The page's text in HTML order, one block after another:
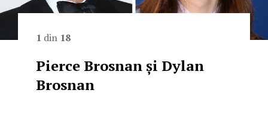
1 din 18
Pierce Brosnan și Dylan
Brosnan